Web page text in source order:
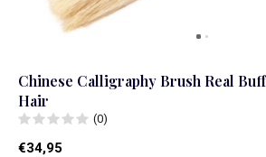
Chinese Calligraphy Brush Real
Hair
(0)
€34,95